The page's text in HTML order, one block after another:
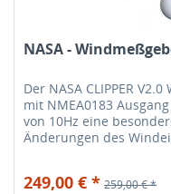
NASA -
Der NASA CLIPPER
mit NMEA0183
von 10Hz eine
Änderungen des
249,00 € * 259,00 € *